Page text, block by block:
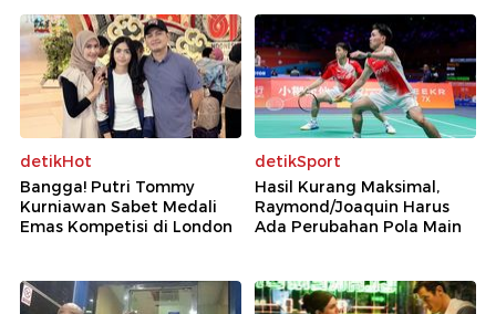
detikHot
Bangga! Putri Tommy
Kurniawan Sabet Medali
Emas Kompetisi di London
detikSport
Hasil Kurang Maksimal,
Raymond/Joaquin Harus
Ada Perubahan Pola Main